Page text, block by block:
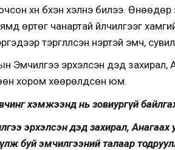
очсон хүн бүхэн хэлнэ билээ.
өртөг чанартай үйлчилгээг
тэргүүлүүлсэн нэртэй эмч,
Эмчилгээ эрхэлсэн дэд захирал,
хором хөөрөлдсөн юм.
хэмжээнд нь зовиургүй
эрхэлсэн дэд захирал,
буй эмчилгээний талаар